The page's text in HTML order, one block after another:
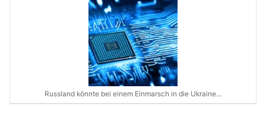
Russland könnte bei einem Einmarsch in die Ukraine…